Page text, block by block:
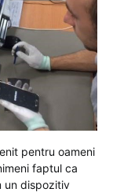
pentru oameni
faptul ca
un dispozitiv